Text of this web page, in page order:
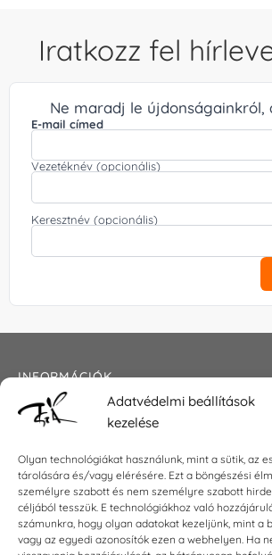
Adatvédelmi beállítások
kezelése
Olyan technológiákat használunk, mint a sütik, az
tárolására és/vagy elérésére. Ezt a böngészési
személyre szabott és nem személyre szabott
céljából tesszük. E technológiákhoz való
számunkra, hogy olyan adatokat kezeljünk, mint a
vagy az egyedi azonosítók ezen a webhelyen. Ha
Iratkozz fel
Ne maradj le újdonságainkról,
E-mail címed
Vezetéknév (opcionális)
Keresztnév (opcionális)
INFORMÁCIÓK
Általános szerződési feltételek
Impresszum
KAPCSOLAT